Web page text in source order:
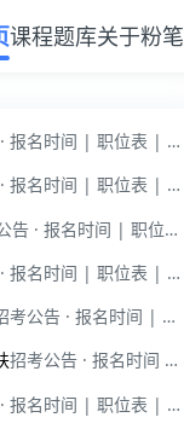
课程题库关于粉笔
招考公告 · 报名时间 | 职位表 | 公告通知 | 国家公务员-行测 | 国家公务员-申论 | 行测小讲堂 | 申论小讲堂 | 时政热点
招考公告 · 报名时间 | 职位表 | 公告通知 | 省考模拟题-行测 | 省考小模考-申论 | 行测小讲堂 | 申论小讲堂 | 时政热点
招考公告 · 报名时间 | 职位表 | 公告通知 | 事业单位-职测 | 事业单位-综应 | 公基小讲堂 | 综应小讲堂
招考公告 · 报名时间 | 职位表 | 公告通知 | 教师招聘-学前教育 | 教师招聘-教育综合知识 | 教师小讲堂
招考公告 · 报名时间 | 职位表 | 公告通知 | 银行招聘 | 招考公告 · 报名时间 · 职位表 | 公告通知 | 农信社
招考公告 · 报名时间 | 职位表 | 公告通知 | 医疗招聘-笔试 | 招考公告 · 报名时间 | 职位表 | 公告通知 | 三支一扶 | 三支一扶小讲堂
招考公告 · 报名时间 | 职位表 | 公告通知 | 爱听干货